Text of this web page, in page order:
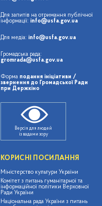
Для запитів на отримання публічної
інформації: info@usfa.gov.ua
Для медіа: info@usfa.gov.ua
Громадська рада:
gromrada@usfa.gov.ua
Форма подання ініціативи /
звернення до Громадської Ради
при Держкіно
Версія для людей
із вадами зору
КОРИСНІ ПОСИЛАННЯ
Міністерство культури України
Комітет з питань гуманітарної та
інформаційної політики Верховної
Ради України
Національна рада України з питань